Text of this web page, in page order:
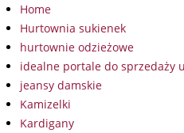
Home
Hurtownia sukienek
hurtownie odzieżowe
idealne portale do sprzedaży
jeansy damskie
Kamizelki
Kardigany